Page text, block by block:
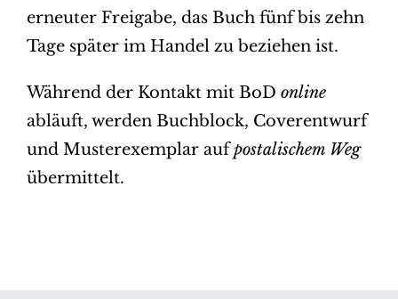
erneuter Freigabe, das Buch fünf bis zehn
Tage später im Handel zu beziehen ist.
Während der Kontakt mit BoD online
abläuft, werden Buchblock, Coverentwurf
und Musterexemplar aufpostalischem Weg
übermittelt.